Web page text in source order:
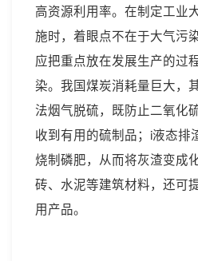
高资源利用率。在制定工业
施时，着眼点不在于大气污
应把重点放在发展生产的过
染。我国煤炭消耗量巨大，
法烟气脱硫，既防止二氧化
收到有用的硫制品；i液态排
烧制磷肥，从而将灰渣变成
砖、水泥等建筑材料，还可
用产品。